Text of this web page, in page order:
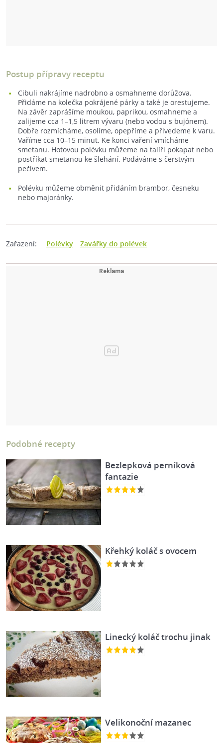
Postup přípravy receptu
Cibuli nakrájíme nadrobno a osmahneme dorůžova.
Přidáme na kolečka pokrájené párky a také je orestujeme.
Na závěr zaprášíme moukou, paprikou, osmahneme a
zalijeme cca 1–1,5 litrem vývaru (nebo vodou s bujónem).
Dobře rozmícháme, osolíme, opepříme a přivedeme k varu.
Vaříme cca 10–15 minut. Ke konci vaření vmícháme
smetanu. Hotovou polévku můžeme na talíři pokapat nebo
postříkat smetanou ke šlehání. Podáváme s čerstvým
pečivem.
Polévku můžeme obměnit přidáním brambor, česneku
nebo majoránky.
Zařazení: Polévky Zavářky do polévek
Podobné recepty
Bezlepková perníková
fantazie
Křehký koláč s ovocem
Linecký koláč trochu jinak
Velikonoční mazanec